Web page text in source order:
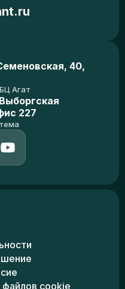
40,
БЦ Агат
227
файлов cookie